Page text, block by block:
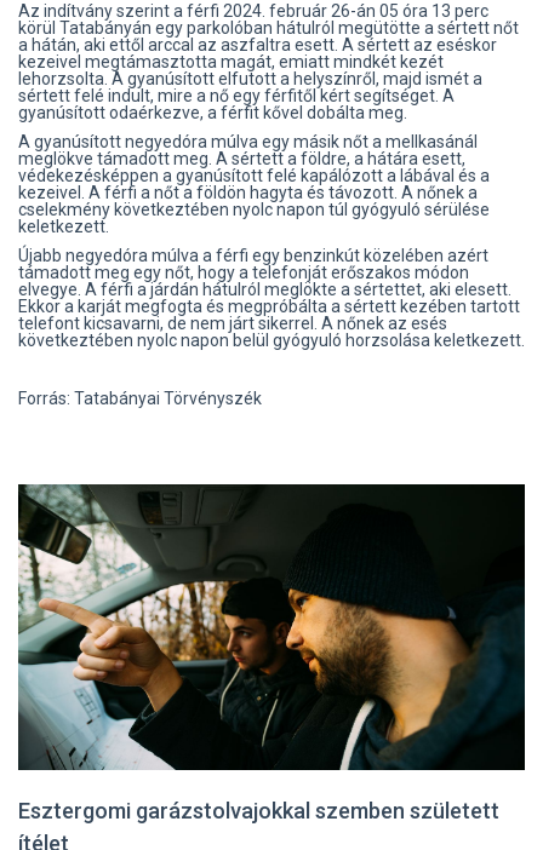
Az indítvány szerint a férfi 2024. február 26-án 05 óra 13 perc
körül Tatabányán egy parkolóban hátulról megütötte a sértett nőt
a hátán, aki ettől arccal az aszfaltra esett. A sértett az eséskor
kezeivel megtámasztotta magát, emiatt mindkét kezét
lehorzsolta. A gyanúsított elfutott a helyszínről, majd ismét a
sértett felé indult, mire a nő egy férfitől kért segítséget. A
gyanúsított odaérkezve, a férfit kővel dobálta meg.
A gyanúsított negyedóra múlva egy másik nőt a mellkasánál
meglökve támadott meg. A sértett a földre, a hátára esett,
védekezésképpen a gyanúsított felé kapálózott a lábával és a
kezeivel. A férfi a nőt a földön hagyta és távozott. A nőnek a
cselekmény következtében nyolc napon túl gyógyuló sérülése
keletkezett.
Újabb negyedóra múlva a férfi egy benzinkút közelében azért
támadott meg egy nőt, hogy a telefonját erőszakos módon
elvegye. A férfi a járdán hátulról meglökte a sértettet, aki elesett.
Ekkor a karját megfogta és megpróbálta a sértett kezében tartott
telefont kicsavarni, de nem járt sikerrel. A nőnek az esés
következtében nyolc napon belül gyógyuló horzsolása keletkezett.
Forrás: Tatabányai Törvényszék
Esztergomi garázstolvajokkal szemben született
ítélet